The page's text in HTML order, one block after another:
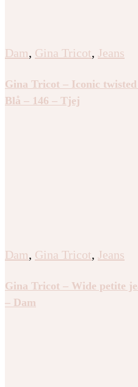
Dam, Gina Tricot, Jeans
Gina Tricot – Iconic
Blå – 146 – Tjej
Dam, Gina Tricot, Jeans
Gina Tricot – Wide petite
– Dam